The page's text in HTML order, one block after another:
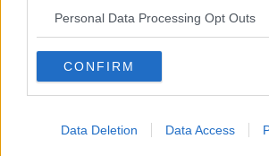
Personal Data Processing Opt Outs
CONFIRM
Data Deletion Data Access
Le parole
​L’Australiana
Le stelle del jazz
Vita & morte
Auguri